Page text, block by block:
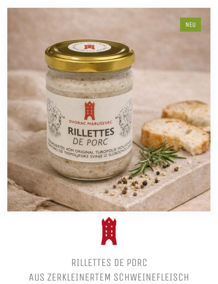
NEU
RILLETTES DE PORC
AUS ZERKLEINERTEM SCHWEINEFLEISCH